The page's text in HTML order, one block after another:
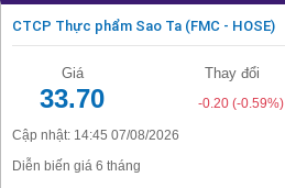
CTCP Thực phẩm Sao Ta (FMC - HOSE)
Giá Thay đổi
33.70 -0.20 (-0.59%)
Cập nhật: 14:45 07/08/2026
Diễn biến giá 6 tháng